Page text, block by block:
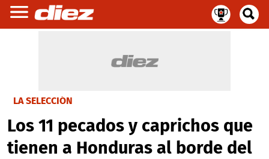
LA SELECCIÓN
Los 11 pecados y caprichos que
tienen a Honduras al borde del